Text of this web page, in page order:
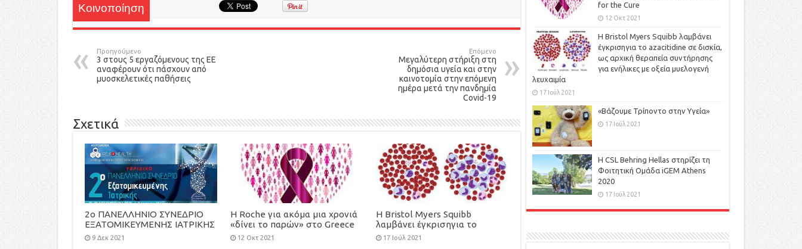
Κοινοποίηση
Προηγούμενο
3 στους 5 εργαζόμενους της ΕΕ
αναφέρουν ότι πάσχουν από
μυοσκελετικές παθήσεις
Επόμενο
Μεγαλύτερη στήριξη στη
δημόσια υγεία και στην
καινοτομία στην επόμενη
ημέρα μετά την πανδημία
Covid-19
Σχετικά
2ο ΠΑΝΕΛΛΗΝΙΟ ΣΥΝΕΔΡΙΟ
ΕΞΑΤΟΜΙΚΕΥΜΕΝΗΣ ΙΑΤΡΙΚΗΣ
9 Δεκ 2021
H Roche για ακόμα μια χρονιά
«δίνει το παρών» στο Greece
Race for the Cure
12 Οκτ 2021
Η Bristol Myers Squibb
λαμβάνει έγκρισηγια το
azacitidine σε δισκία, ως
17 Ιούλ 2021
for the Cure
12 Οκτ 2021
Η Bristol Myers Squibb λαμβάνει
έγκρισηγια το azacitidine σε δισκία,
ως αρχική θεραπεία συντήρησης
για ενήλικες με οξεία μυελογενή
λευχαιμία
17 Ιούλ 2021
«Βάζουμε Τρίποντο στην Υγεία»
17 Ιούλ 2021
H CSL Behring Hellas στηρίζει τη
Φοιτητική Ομάδα iGEM Athens
2020
17 Ιούλ 2021